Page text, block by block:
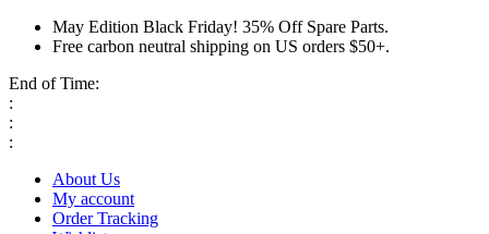
May Edition Black Friday! 35% Off Spare Parts.
Free carbon neutral shipping on US orders $50+.
End of Time:
:
:
:
About Us
My account
Order Tracking